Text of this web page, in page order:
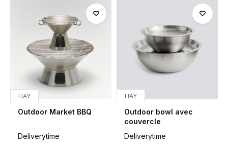
HAY
Outdoor Market BBQ
Deliverytime
HAY
Outdoor bowl avec
couvercle
Deliverytime